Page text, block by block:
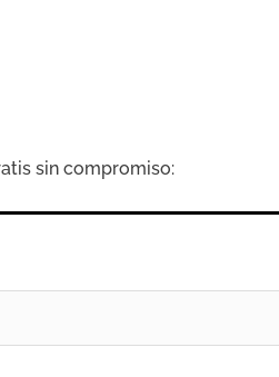
sin compromiso: